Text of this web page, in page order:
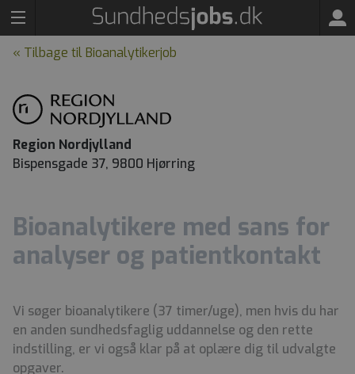
« Tilbage til Bioanalytikerjob
Region Nordjylland
Bispensgade 37, 9800 Hjørring
Bioanalytikere med sans for
analyser og patientkontakt
Vi søger bioanalytikere (37 timer/uge), men hvis du har
en anden sundhedsfaglig uddannelse og den rette
indstilling, er vi også klar på at oplære dig til udvalgte
opgaver.